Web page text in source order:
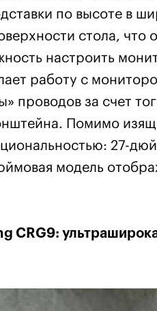
по высоте в
стола, что
настроить
работу с
проводов за счет
Помимо
27-
модель
CRG9: